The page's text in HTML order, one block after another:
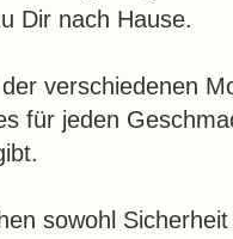
Dir nach Hause.
verschiedenen
für jeden
sowohl